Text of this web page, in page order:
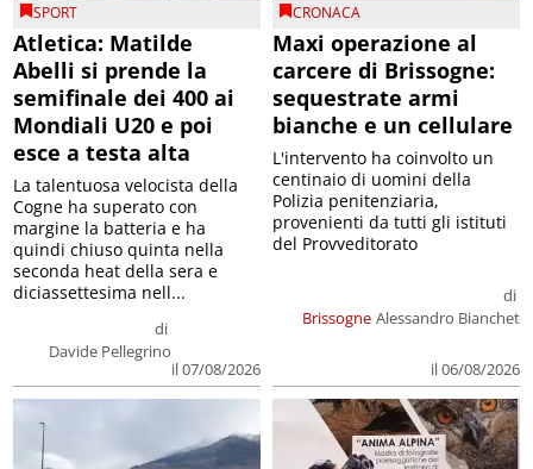
SPORT
Atletica: Matilde
Abelli si prende la
semifinale dei 400 ai
Mondiali U20 e poi
esce a testa alta
di
Davide Pellegrino
il 07/08/2026
La talentuosa velocista della
Cogne ha superato con
margine la batteria e ha
quindi chiuso quinta nella
seconda heat della sera e
diciassettesima nell...
CRONACA
Maxi operazione al
carcere di Brissogne:
sequestrate armi
bianche e un cellulare
Brissogne
di
Alessandro Bianchet
il 06/08/2026
L'intervento ha coinvolto un
centinaio di uomini della
Polizia penitenziaria,
provenienti da tutti gli istituti
del Provveditorato